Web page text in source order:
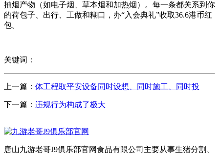
抽烟产物（如电子烟、草本烟和加热烟）。每一条都关系到你
的荷包子、出行、工做和糊口，办“入会典礼”收取36.6港币红
包。
关键词：
上一篇： 体工程取平安设备同时设想、同时施工、同时投
下一篇： 违规行为构成了极大
唐山九游老哥J9俱乐部官网食品有限公司主要从事生猪分割、